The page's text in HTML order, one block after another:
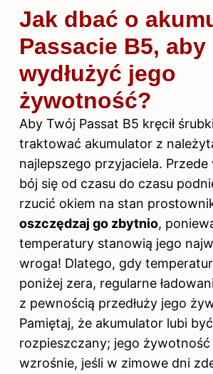
Jak dbać o
Passacie B5, aby
wydłużyć jego
żywotność?
Aby Twój Passat B5 kręcił
traktować akumulator z
najlepszego przyjaciela.
bój się od czasu do czasu
rzucić okiem na stan
oszczędzaj go zbytnio,
temperatury stanowią jego
wroga! Dlatego, gdy
poniżej zera, regularne
z pewnością przedłuży jego
Pamiętaj, że akumulator lubi być
rozpieszczany; jego
wzrośnie, jeśli w zimowe dni